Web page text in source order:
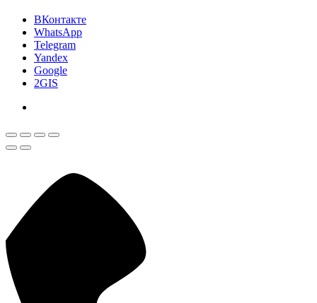
ВКонтакте
WhatsApp
Telegram
Yandex
Google
2GIS